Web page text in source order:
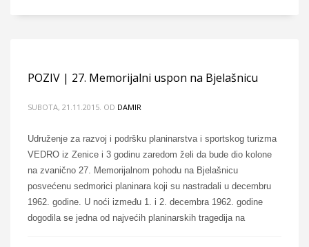
POZIV | 27. Memorijalni uspon na Bjelašnicu
SUBOTA, 21.11.2015. OD DAMIR
Udruženje za razvoj i podršku planinarstva i sportskog turizma
VEDRO iz Zenice i 3 godinu zaredom želi da bude dio kolone
na zvanično 27. Memorijalnom pohodu na Bjelašnicu
posvećenu sedmorici planinara koji su nastradali u decembru
1962. godine. U noći između 1. i 2. decembra 1962. godine
dogodila se jedna od najvećih planinarskih tragedija na